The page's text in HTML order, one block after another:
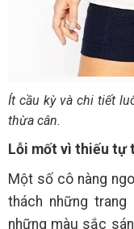
Ít cầu kỳ và chi tiết
thừa cân.
Lỗi mốt vì thiếu tự
Một số cô nàng
thách những
những màu sắc